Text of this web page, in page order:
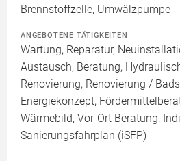
Brennstoffzelle, Umwälzpumpe
ANGEBOTENE TÄTIGKEITEN
Wartung, Reparatur,
Austausch, Beratung,
Renovierung, Renovierung /
Energiekonzept,
Wärmebild, Vor-Ort Beratung,
Sanierungsfahrplan (iSFP)